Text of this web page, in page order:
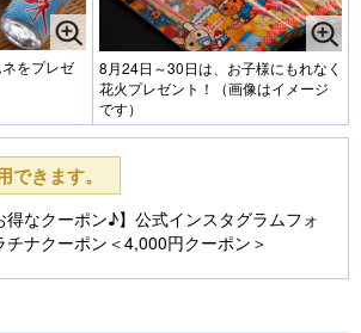
をプレゼ
8月24日～30日は、お子様にもれなく
花火プレゼント！（画像はイメージ
です）
できます。
得なクーポン♪】公式インスタグラムフォ
チナクーポン＜4,000円クーポン＞